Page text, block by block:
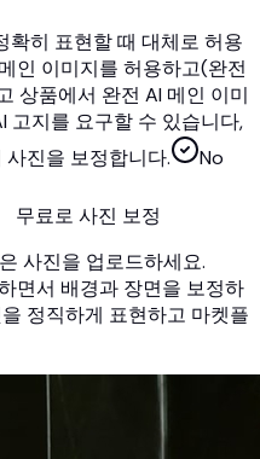
확히 표현할 때 대체로 허용
인 이미지를 허용하고(완전
상품에서 완전 AI 메인 이미
고지를 요구할 수 있습니다,
진을 보정합니다.
No
무료로 사진 보정
사진을 업로드하세요.
면서 배경과 장면을 보정하
정직하게 표현하고 마켓플